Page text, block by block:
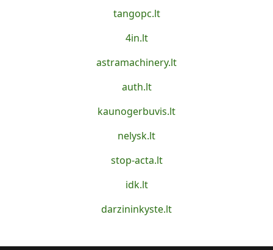
tangopc.lt
4in.lt
astramachinery.lt
auth.lt
kaunogerbuvis.lt
nelysk.lt
stop-acta.lt
idk.lt
darzininkyste.lt